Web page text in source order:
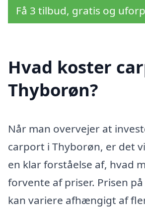
Få 3 tilbud, gratis og
Hvad koster
Thyborøn?
Når man overvejer at
carport i Thyborøn, er det
en klar forståelse af, hvad
forvente af priser. Prisen
kan variere afhængigt af